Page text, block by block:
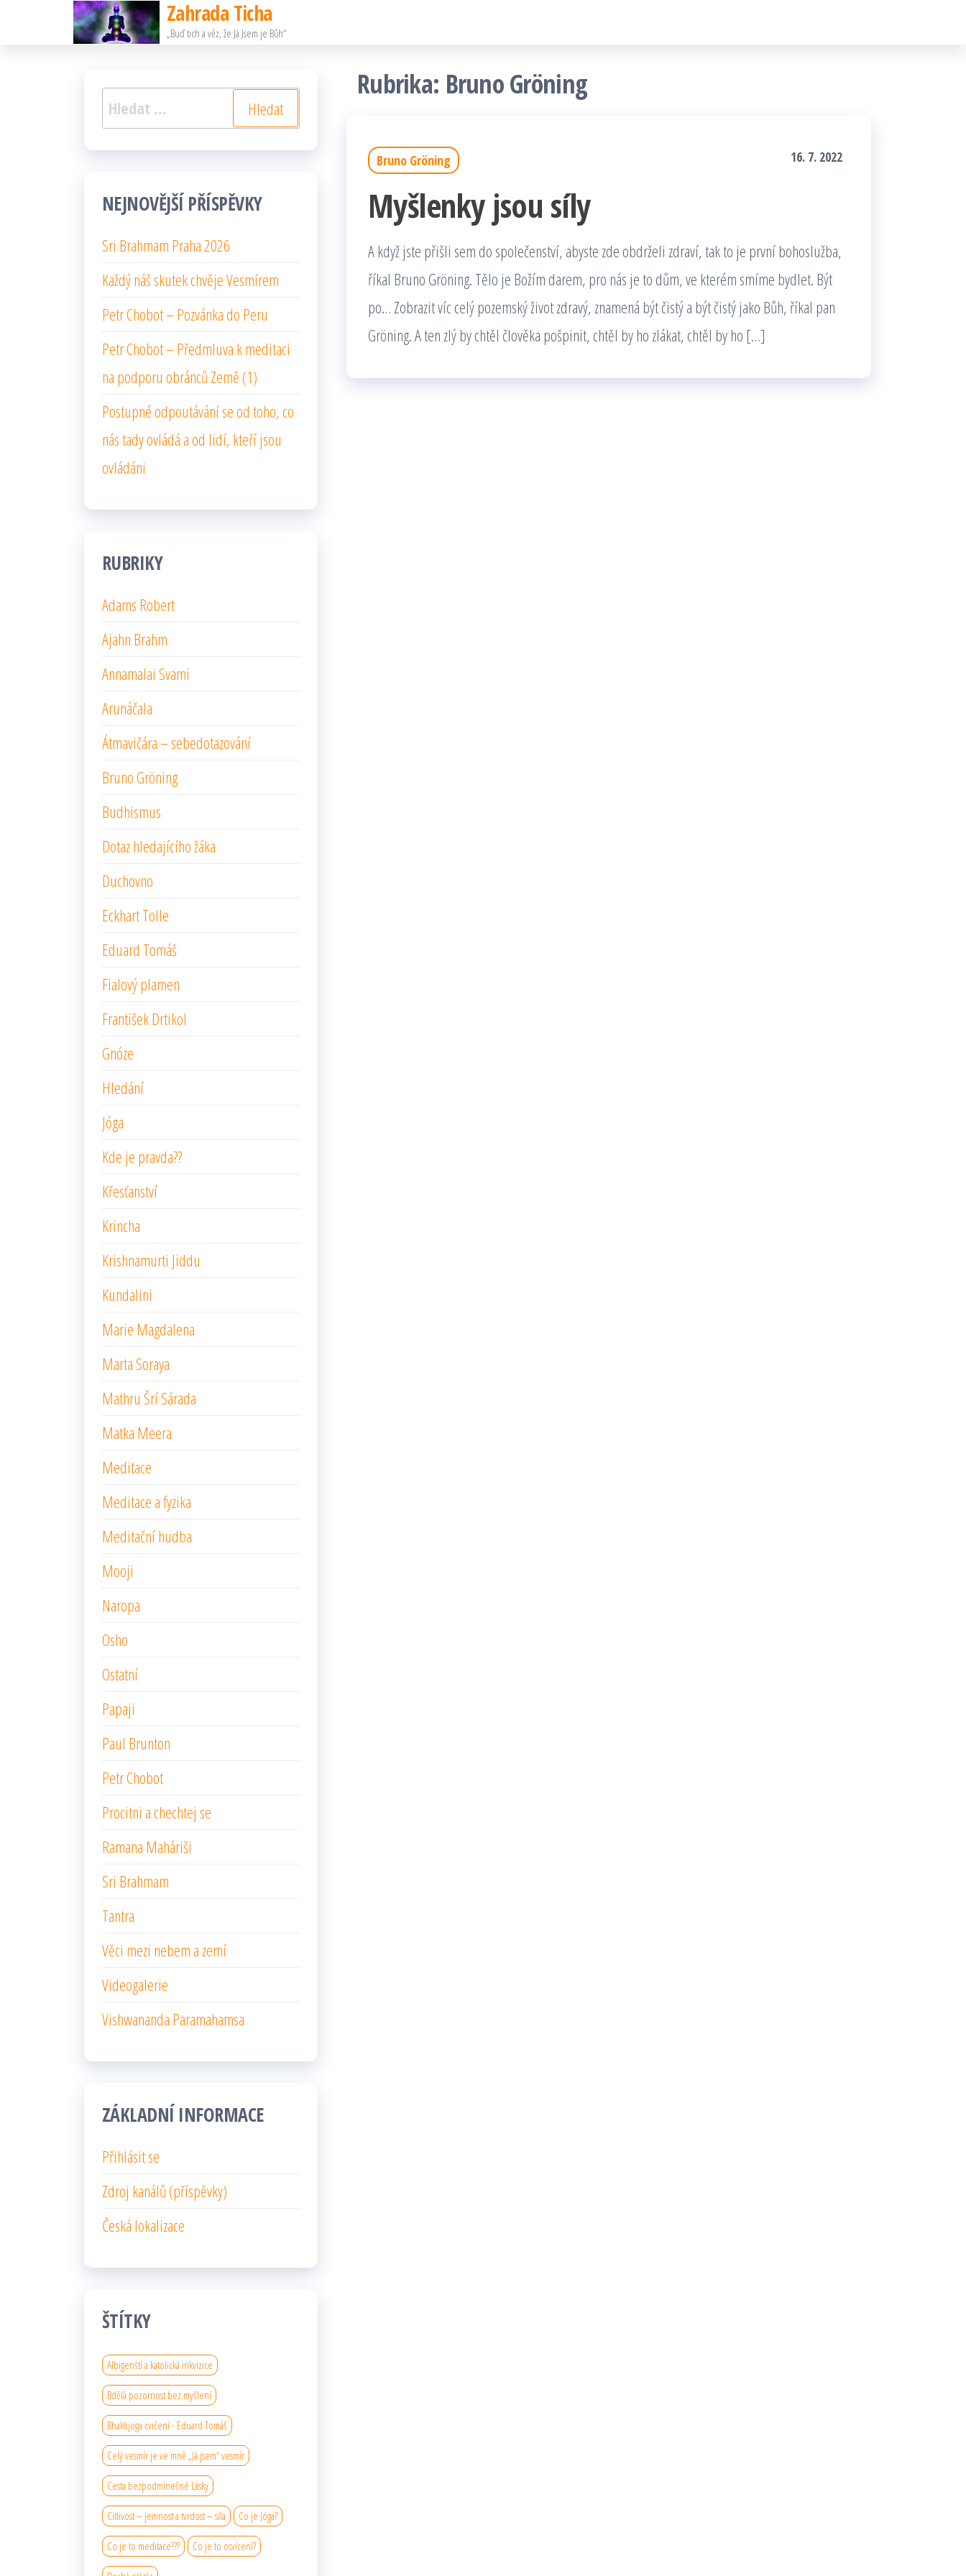
Zahrada Ticha
„Buď tich a věz, že Já Jsem je Bůh“
Rubrika: Bruno Gröning
Bruno Gröning 16. 7. 2022
Myšlenky jsou síly
A když jste přišli sem do společenství, abyste zde obdrželi zdraví, tak to je první bohoslužba,
říkal Bruno Gröning. Tělo je Božím darem, pro nás je to dům, ve kterém smíme bydlet. Být
po… Zobrazit víc celý pozemský život zdravý, znamená být čistý a být čistý jako Bůh, říkal pan
Gröning. A ten zlý by chtěl člověka pošpinit, chtěl by ho zlákat, chtěl by ho […]
Vyhledávání
NEJNOVĚJŠÍ PŘÍSPĚVKY
Sri Brahmam Praha 2026
Každý náš skutek chvěje Vesmírem
Petr Chobot – Pozvánka do Peru
Petr Chobot – Předmluva k meditaci
na podporu obránců Země (1)
Postupné odpoutávání se od toho, co
nás tady ovládá a od lidí, kteří jsou
ovládáni
RUBRIKY
Adams Robert
Ajahn Brahm
Annamalai Svami
Arunáčala
Átmavičára – sebedotazování
Bruno Gröning
Budhismus
Dotaz hledajícího žáka
Duchovno
Eckhart Tolle
Eduard Tomáš
Fialový plamen
František Drtikol
Gnóze
Hledání
Jóga
Kde je pravda??
Křesťanství
Krincha
Krishnamurti Jiddu
Kundalini
Marie Magdalena
Marta Soraya
Mathru Šrí Sárada
Matka Meera
Meditace
Meditace a fyzika
Meditační hudba
Mooji
Naropa
Osho
Ostatní
Papaji
Paul Brunton
Petr Chobot
Procitni a chechtej se
Ramana Maháriši
Sri Brahmam
Tantra
Věci mezi nebem a zemí
Videogalerie
Vishwananda Paramahamsa
ZÁKLADNÍ INFORMACE
Přihlásit se
Zdroj kanálů (příspěvky)
Česká lokalizace
ŠTÍTKY
Albigenští a katolická inkvizice
Bdělá pozornost bez myšlení
Bhaktijoga cvičení - Eduard Tomáš
Celý vesmír je ve mně „Já jsem“ vesmír
Cesta bezpodmínečné Lásky
Citlivost – jemnost a tvrdost – síla Co je Jóga?
Co je to meditace??? Co je to osvícení?